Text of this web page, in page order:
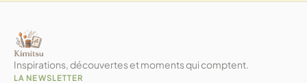
Inspirations, découvertes et moments qui comptent.
LA NEWSLETTER